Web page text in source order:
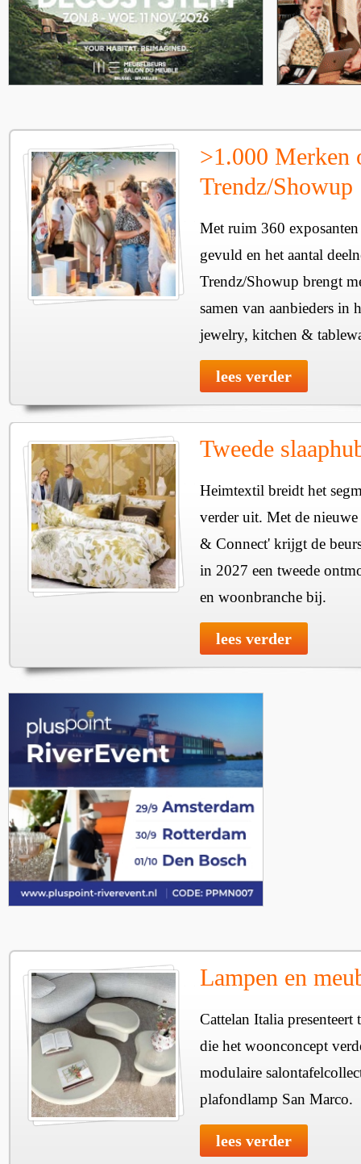
>1.000 Merken
Trendz/Showup
Met ruim 360
gevuld en het aantal
Trendz/Showup brengt
samen van aanbieders in
jewelry, kitchen &
lees verder
Tweede
Heimtextil breidt het
verder uit. Met de
& Connect' krijgt de
in 2027 een tweede
en woonbranche bij.
lees verder
Lampen en
Cattelan Italia
die het woonconcept
modulaire
plafondlamp San Marco.
lees verder